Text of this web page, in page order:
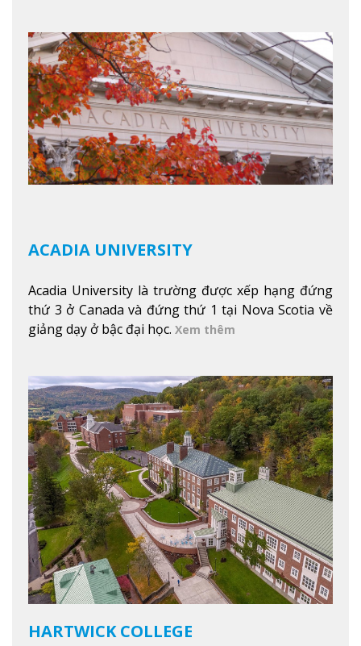
tuyết của trường, sinh viên có thể thưởng thức vẻ
đẹp tự nhiên của Vermont từ mọi góc trong
khuôn viên trường.Xem thêm
ACADIA UNIVERSITY
Acadia University là trường được xếp hạng đứng
thứ 3 ở Canada và đứng thứ 1 tại Nova Scotia về
giảng dạy ở bậc đại học. Xem thêm
HARTWICK COLLEGE